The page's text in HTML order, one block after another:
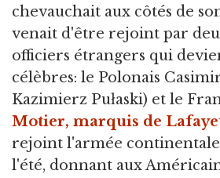
chevauchait aux côtés de
venait d'être rejoint par
officiers étrangers qui
célèbres: le Polonais
Kazimierz Pułaski) et le
Motier, marquis de
rejoint l'armée continentale
l'été, donnant aux